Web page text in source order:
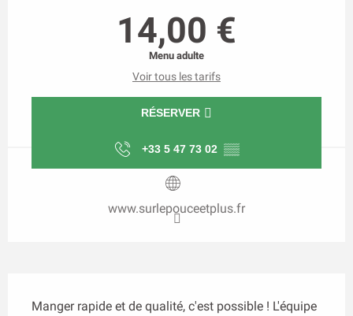
14,00 €
Menu adulte
Voir tous les tarifs
RÉSERVER
+33 5 47 73 02 ▒▒
www.surlepouceetplus.fr
Manger rapide et de qualité, c'est possible ! L'équipe